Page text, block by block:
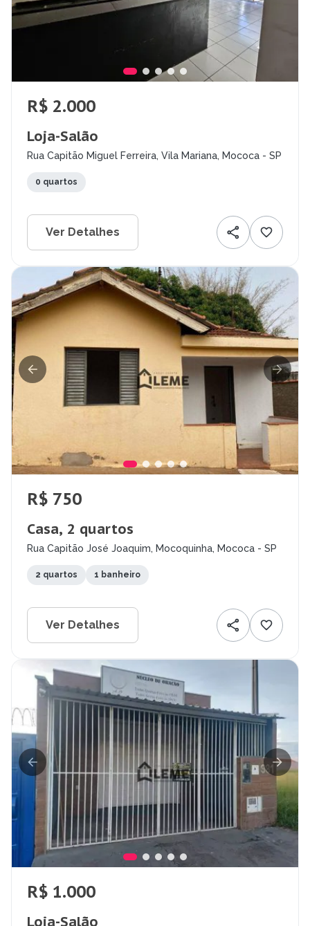
R$ 2.000
Loja-Salão
Rua Capitão Miguel Ferreira, Vila Mariana, Mococa - SP
0 quartos
Ver Detalhes
R$ 750
Casa, 2 quartos
Rua Capitão José Joaquim, Mocoquinha, Mococa - SP
2 quartos 1 banheiro
Ver Detalhes
R$ 1.000
Loja-Salão